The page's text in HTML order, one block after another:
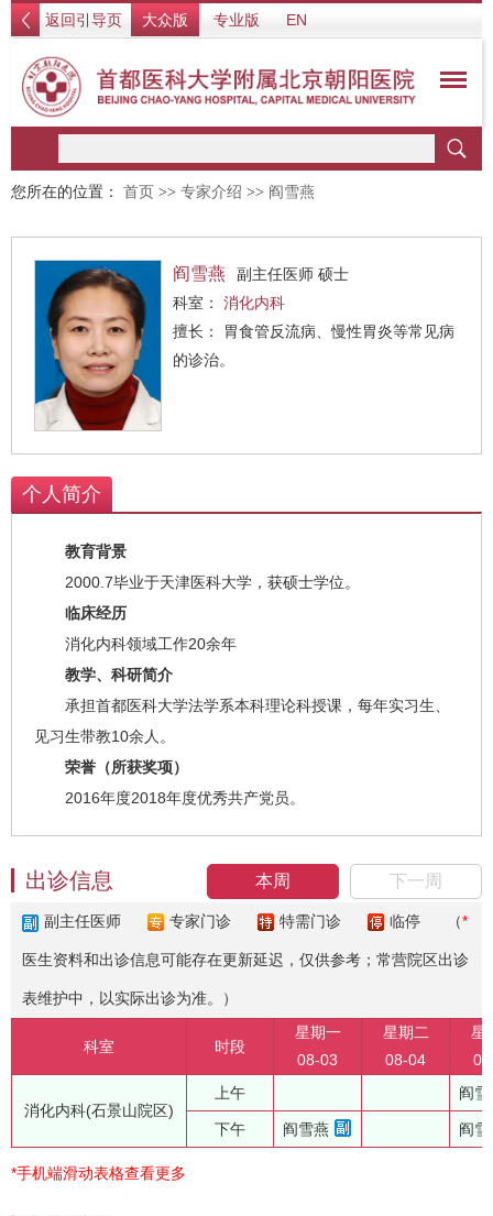
返回引导页 大众版 专业版 EN
您所在的位置： 首页 >> 专家介绍 >> 阎雪燕
阎雪燕
副主任医师 硕士
科室： 消化内科
擅长： 胃食管反流病、慢性胃炎等常见病
的诊治。
个人简介
教育背景
2000.7毕业于天津医科大学，获硕士学位。
临床经历
消化内科领域工作20余年
教学、科研简介
承担首都医科大学法学系本科理论科授课，每年实习生、
见习生带教10余人。
荣誉（所获奖项）
2016年度2018年度优秀共产党员。
本周 下一周
出诊信息
副主任医师 专家门诊 特需门诊 临停 （*
医生资料和出诊信息可能存在更新延迟，仅供参考；常营院区出诊
表维护中，以实际出诊为准。）
科室 时段
星期一
08-03
星期二
08-04
星
消化内科(石景山院区)
上午 阎
下午 阎雪燕 阎
*手机端滑动表格查看更多